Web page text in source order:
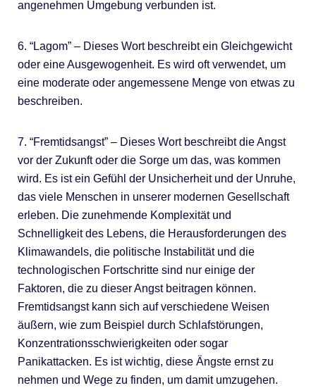
angenehmen Umgebung verbunden ist.
6. “Lagom” – Dieses Wort beschreibt ein Gleichgewicht
oder eine Ausgewogenheit. Es wird oft verwendet, um
eine moderate oder angemessene Menge von etwas zu
beschreiben.
7. “Fremtidsangst” – Dieses Wort beschreibt die Angst
vor der Zukunft oder die Sorge um das, was kommen
wird. Es ist ein Gefühl der Unsicherheit und der Unruhe,
das viele Menschen in unserer modernen Gesellschaft
erleben. Die zunehmende Komplexität und
Schnelligkeit des Lebens, die Herausforderungen des
Klimawandels, die politische Instabilität und die
technologischen Fortschritte sind nur einige der
Faktoren, die zu dieser Angst beitragen können.
Fremtidsangst kann sich auf verschiedene Weisen
äußern, wie zum Beispiel durch Schlafstörungen,
Konzentrationsschwierigkeiten oder sogar
Panikattacken. Es ist wichtig, diese Ängste ernst zu
nehmen und Wege zu finden, um damit umzugehen.